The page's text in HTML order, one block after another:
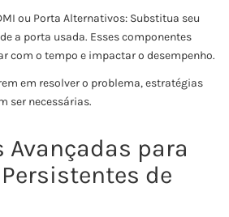
ou Porta Alternativos: Substitua seu
a porta usada. Esses componentes
com o tempo e impactar o desempenho.
em resolver o problema, estratégias
ser necessárias.
Avançadas para
de